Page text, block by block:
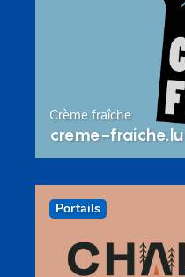
Crème fraîche
creme-fraiche.lu
Portails